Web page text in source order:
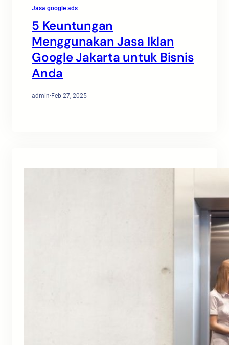
Jasa google ads
5 Keuntungan
Menggunakan Jasa Iklan
Google Jakarta untuk Bisnis
Anda
admin·Feb 27, 2025